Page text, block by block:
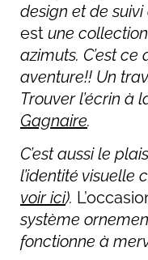
design et de
est une
azimuts. C’est ce
aventure!! Un
Trouver l’écrin à
Gagnaire.
C’est aussi le
l’identité visuelle
voir ici).
système
fonctionne à